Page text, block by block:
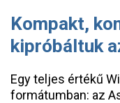
Kompakt,
kipróbáltuk
Egy teljes értékű
formátumban: az